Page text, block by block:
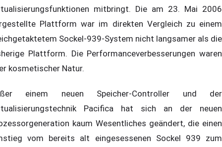
mitbringt. Die am 23. Mai 2006
Plattform war im direkten Vergleich zu einem
Sockel-939-System nicht langsamer als die
Plattform. Die Performanceverbesserungen waren
kosmetischer Natur.
einem neuen Speicher-Controller und der
Pacifica hat sich an der neuen
kaum Wesentliches geändert, die einen
vom bereits alt eingesessenen Sockel 939 zum